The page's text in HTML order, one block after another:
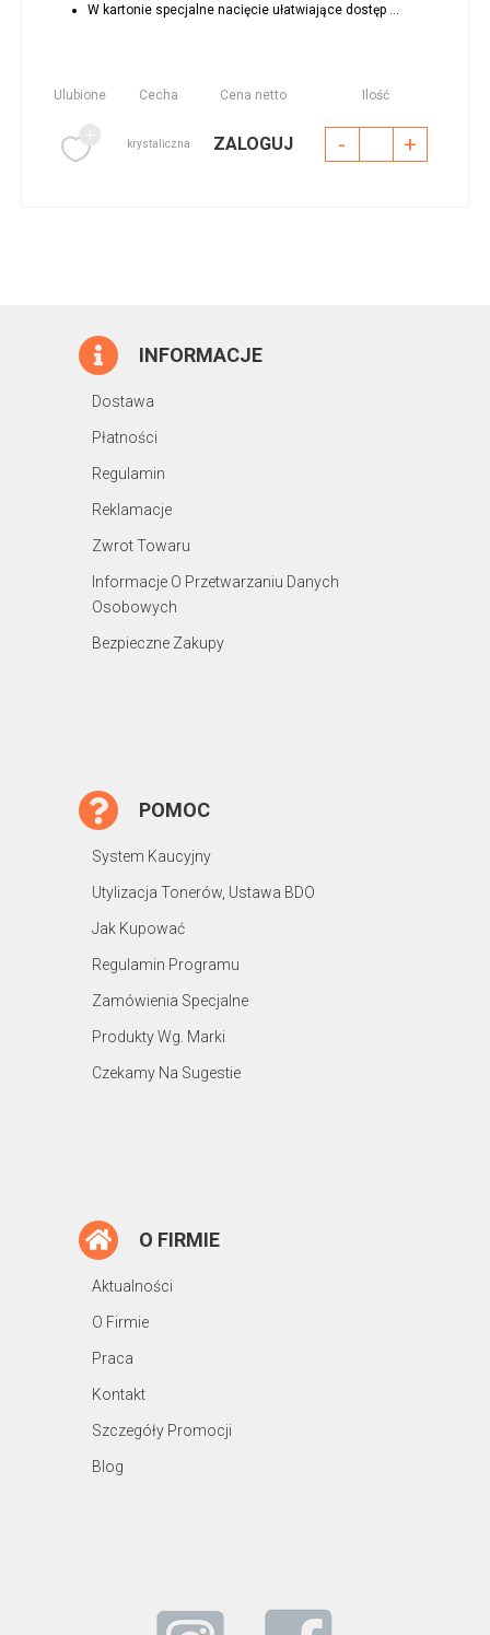
W kartonie specjalne nacięcie ułatwiające dostęp ...
Ulubione Cecha Cena netto Ilość
krystaliczna ZALOGUJ - +
INFORMACJE
Dostawa
Płatności
Regulamin
Reklamacje
Zwrot Towaru
Informacje O Przetwarzaniu Danych
Osobowych
Bezpieczne Zakupy
POMOC
System Kaucyjny
Utylizacja Tonerów, Ustawa BDO
Jak Kupować
Regulamin Programu
Zamówienia Specjalne
Produkty Wg. Marki
Czekamy Na Sugestie
O FIRMIE
Aktualności
O Firmie
Praca
Kontakt
Szczegóły Promocji
Blog